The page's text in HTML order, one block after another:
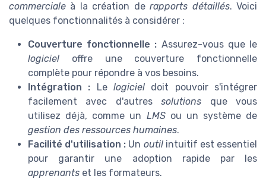
commerciale à la création derapports détaillés. Voici
quelques fonctionnalités à considérer :
Couverture fonctionnelle : Assurez-vous que le
logiciel offre une couverture fonctionnelle
complète pour répondre à vos besoins.
Intégration : Lelogiciel doit pouvoir s'intégrer
facilement avec d'autressolutions que vous
utilisez déjà, comme un LMSou un système de
gestion des ressources humaines.
Facilité d'utilisation : Un outilintuitif est essentiel
pour garantir une adoption rapide par les
apprenants et les formateurs.